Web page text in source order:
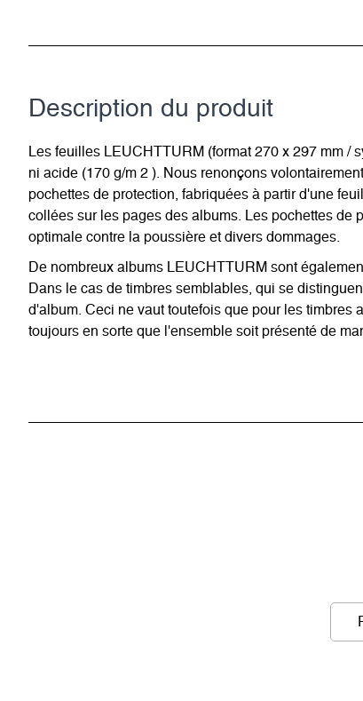
Description du­ produit
Les feuilles LEUCHTTURM (format 270 x 297 mm
ni acide (170 g/m 2 ). Nous renonçons
pochettes de protection, fabriquées à partir d'une
collées sur les pages des albums. Les pochettes de
optimale contre la poussière et divers dommages.
De nombreux albums LEUCHTTURM sont
Dans le cas de timbres semblables, qui se
d'album. Ceci ne vaut toutefois que pour les
toujours en sorte que l'ensemble soit présenté de